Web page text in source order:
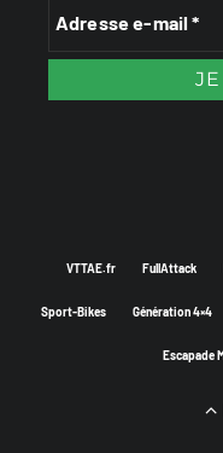
VTTAE.fr FullAttack
Sport-Bikes Génération 4×4
Escapade